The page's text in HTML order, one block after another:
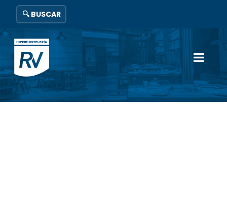
🔍 BUSCAR